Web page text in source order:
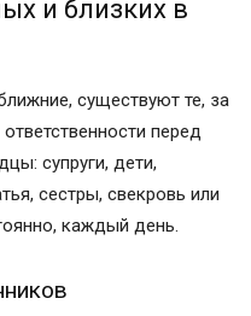
и близких в
существуют те, за
перед
супруги, дети,
сестры, свекровь или
каждый день.